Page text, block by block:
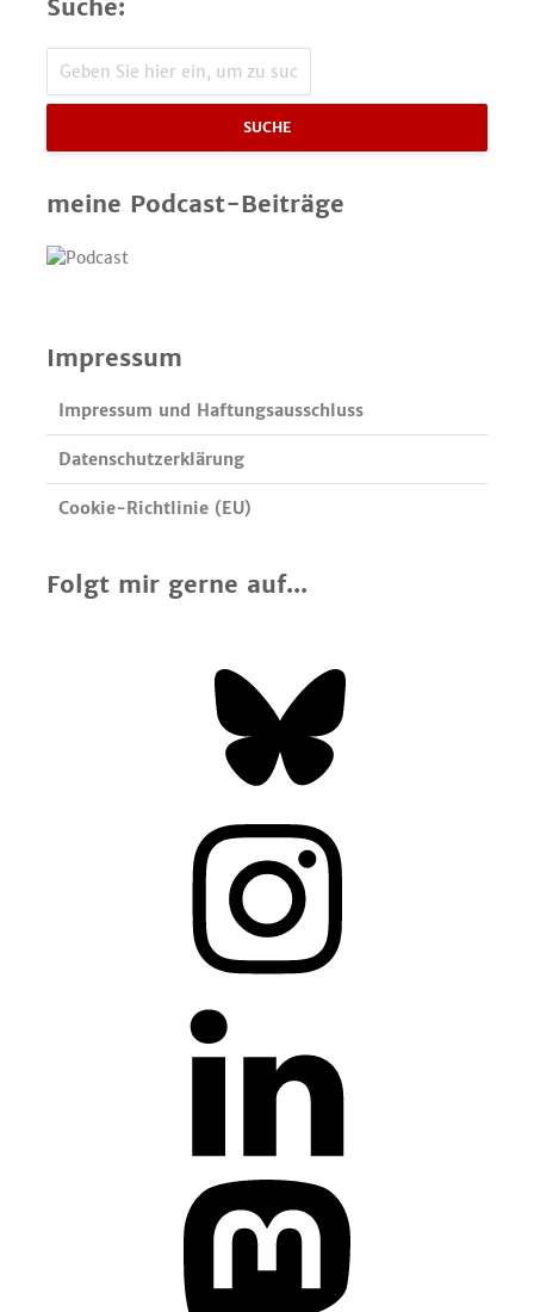
Suche:
SUCHE
meine Podcast-Beiträge
Impressum
Impressum und Haftungsausschluss
Datenschutzerklärung
Cookie-Richtlinie (EU)
Folgt mir gerne auf...